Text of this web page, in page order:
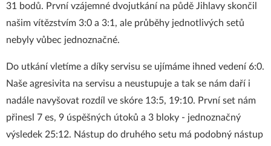
31 bodů. První vzájemné dvojutkání na půdě Jihlavy skončil
našim vítězstvím 3:0 a 3:1, ale průběhy jednotlivých setů
nebyly vůbec jednoznačné.
Do utkání vletíme a díky servisu se ujímáme ihned vedení 6:0.
Naše agresivita na servisu a neustupuje a tak se nám daří i
nadále navyšovat rozdíl ve skóre 13:5, 19:10. První set nám
přinesl 7 es, 9 úspěšných útoků a 3 bloky - jednoznačný
výsledek 25:12. Nástup do druhého setu má podobný nástup